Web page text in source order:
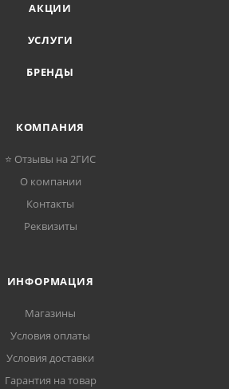
АКЦИИ
УСЛУГИ
БРЕНДЫ
КОМПАНИЯ
⭐ Отзывы на 2ГИС
О компании
Контакты
Реквизиты
ИНФОРМАЦИЯ
Магазины
Условия оплаты
Условия доставки
Гарантия на товар